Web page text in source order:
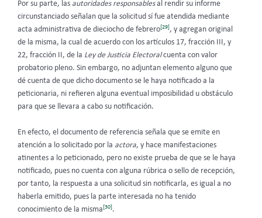
Por su parte, las autoridades responsablesal rendir su informe
circunstanciado señalan que la solicitud sí fue atendida mediante
acta administrativa de dieciocho de febrero[29], y agregan original
de la misma, la cual de acuerdo con los artículos 17, fracción III, y
22, fracción II, de la Ley de Justicia Electoralcuenta con valor
probatorio pleno. Sin embargo, no adjuntan elemento alguno que
dé cuenta de que dicho documento se le haya notificado a la
peticionaria, ni refieren alguna eventual imposibilidad u obstáculo
para que se llevara a cabo su notificación.
En efecto, el documento de referencia señala que se emite en
atención a lo solicitado por la actora, y hace manifestaciones
atinentes a lo peticionado, pero no existe prueba de que se le haya
notificado, pues no cuenta con alguna rúbrica o sello de recepción,
por tanto, la respuesta a una solicitud sin notificarla, es igual a no
haberla emitido, pues la parte interesada no ha tenido
conocimiento de la misma[30].